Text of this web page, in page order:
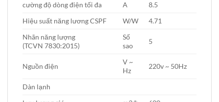
cường độ dòng điện tối đa A
8.5
Hiệu suất năng lương CSPF
W/W
4.71
Nhãn năng lượng
(TCVN 7830:2015)
Số
sao
5
Nguồn điện
V ~
Hz
220v ~ 50Hz
Dàn lạnh